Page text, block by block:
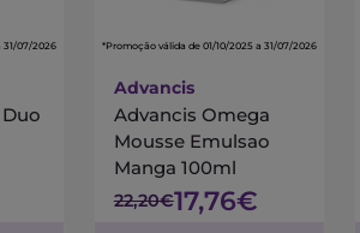
31/07/2026 *Promoção válida de 01/10/2025 a 31/07/2026
Advancis
Advancis Omega
Mousse Emulsao
Manga 100ml
22,20€17,76€